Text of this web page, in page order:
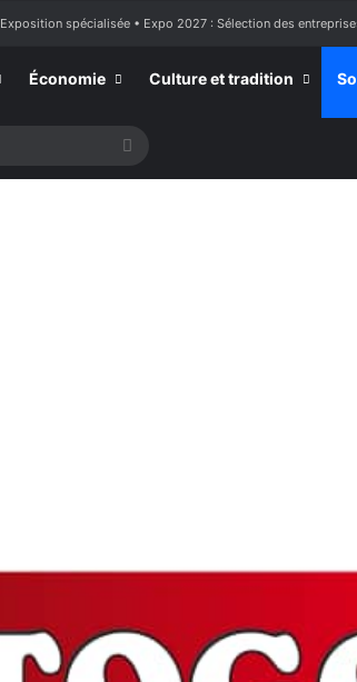
Exposition spécialisée • Expo 2027 : Sélection des
Économie Culture et tradition
Rechercher